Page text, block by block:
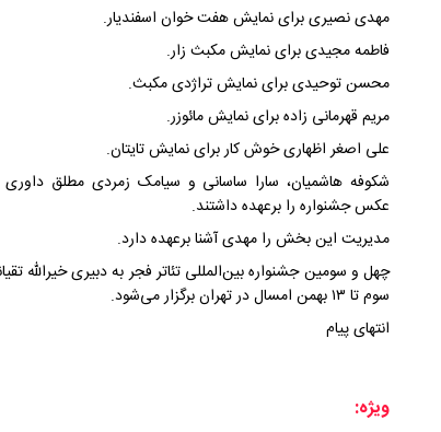
مهدی نصیری برای نمایش هفت خوان اسفندیار.
فاطمه مجیدی برای نمایش مکبث زار.
محسن توحیدی برای نمایش تراژدی مکبث.
مریم قهرمانی زاده برای نمایش مائوزر.
علی اصغر اظهاری خوش کار برای نمایش تایتان.
شکوفه هاشمیان، سارا ساسانی و سیامک زمردی مطلق
عکس جشنواره را برعهده داشتند.
مدیریت این بخش را مهدی آشنا برعهده دارد.
چهل و سومین جشنواره بین‌المللی تئاتر فجر به دبیری خیرالله
سوم تا ۱۳ بهمن امسال در تهران برگزار می‌شود.
انتهای پیام
ویژه: